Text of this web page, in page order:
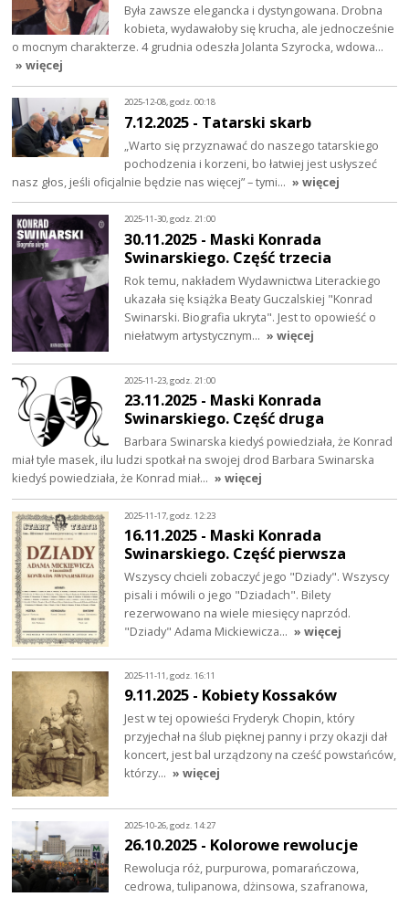
Była zawsze elegancka i dystyngowana. Drobna
kobieta, wydawałoby się krucha, ale jednocześnie
o mocnym charakterze. 4 grudnia odeszła Jolanta Szyrocka, wdowa…
» więcej
2025-12-08, godz. 00:18
7.12.2025 - Tatarski skarb
„Warto się przyznawać do naszego tatarskiego
pochodzenia i korzeni, bo łatwiej jest usłyszeć
nasz głos, jeśli oficjalnie będzie nas więcej” – tymi… » więcej
2025-11-30, godz. 21:00
30.11.2025 - Maski Konrada
Swinarskiego. Część trzecia
Rok temu, nakładem Wydawnictwa Literackiego
ukazała się książka Beaty Guczalskiej "Konrad
Swinarski. Biografia ukryta". Jest to opowieść o
niełatwym artystycznym… » więcej
2025-11-23, godz. 21:00
23.11.2025 - Maski Konrada
Swinarskiego. Część druga
Barbara Swinarska kiedyś powiedziała, że Konrad
miał tyle masek, ilu ludzi spotkał na swojej drod Barbara Swinarska
kiedyś powiedziała, że Konrad miał… » więcej
2025-11-17, godz. 12:23
16.11.2025 - Maski Konrada
Swinarskiego. Część pierwsza
Wszyscy chcieli zobaczyć jego "Dziady". Wszyscy
pisali i mówili o jego "Dziadach". Bilety
rezerwowano na wiele miesięcy naprzód.
"Dziady" Adama Mickiewicza… » więcej
2025-11-11, godz. 16:11
9.11.2025 - Kobiety Kossaków
Jest w tej opowieści Fryderyk Chopin, który
przyjechał na ślub pięknej panny i przy okazji dał
koncert, jest bal urządzony na cześć powstańców,
którzy… » więcej
2025-10-26, godz. 14:27
26.10.2025 - Kolorowe rewolucje
Rewolucja róż, purpurowa, pomarańczowa,
cedrowa, tulipanowa, dżinsowa, szafranowa,